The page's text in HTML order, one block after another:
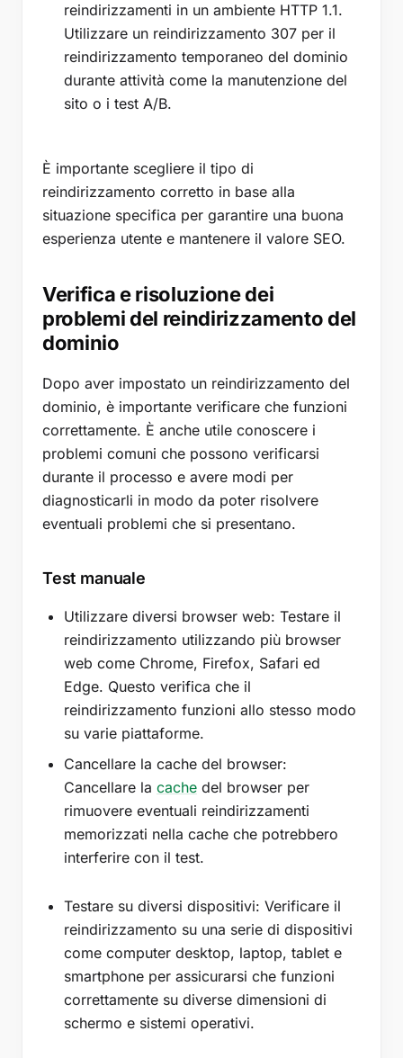
reindirizzamenti in un ambiente HTTP 1.1.
Utilizzare un reindirizzamento 307 per il
reindirizzamento temporaneo del dominio
durante attività come la manutenzione del
sito o i test A/B.
È importante scegliere il tipo di
reindirizzamento corretto in base alla
situazione specifica per garantire una buona
esperienza utente e mantenere il valore SEO.
Verifica e risoluzione dei
problemi del reindirizzamento del
dominio
Dopo aver impostato un reindirizzamento del
dominio, è importante verificare che funzioni
correttamente. È anche utile conoscere i
problemi comuni che possono verificarsi
durante il processo e avere modi per
diagnosticarli in modo da poter risolvere
eventuali problemi che si presentano.
Test manuale
Utilizzare diversi browser web: Testare il
reindirizzamento utilizzando più browser
web come Chrome, Firefox, Safari ed
Edge. Questo verifica che il
reindirizzamento funzioni allo stesso modo
su varie piattaforme.
Cancellare la cache del browser:
Cancellare la cache del browser per
rimuovere eventuali reindirizzamenti
memorizzati nella cache che potrebbero
interferire con il test.
Testare su diversi dispositivi: Verificare il
reindirizzamento su una serie di dispositivi
come computer desktop, laptop, tablet e
smartphone per assicurarsi che funzioni
correttamente su diverse dimensioni di
schermo e sistemi operativi.